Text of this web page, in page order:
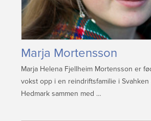
Marja Mortensson
Marja Helena Fjellheim Mortensson er
vokst opp i en reindriftsfamilie i
Hedmark sammen med …